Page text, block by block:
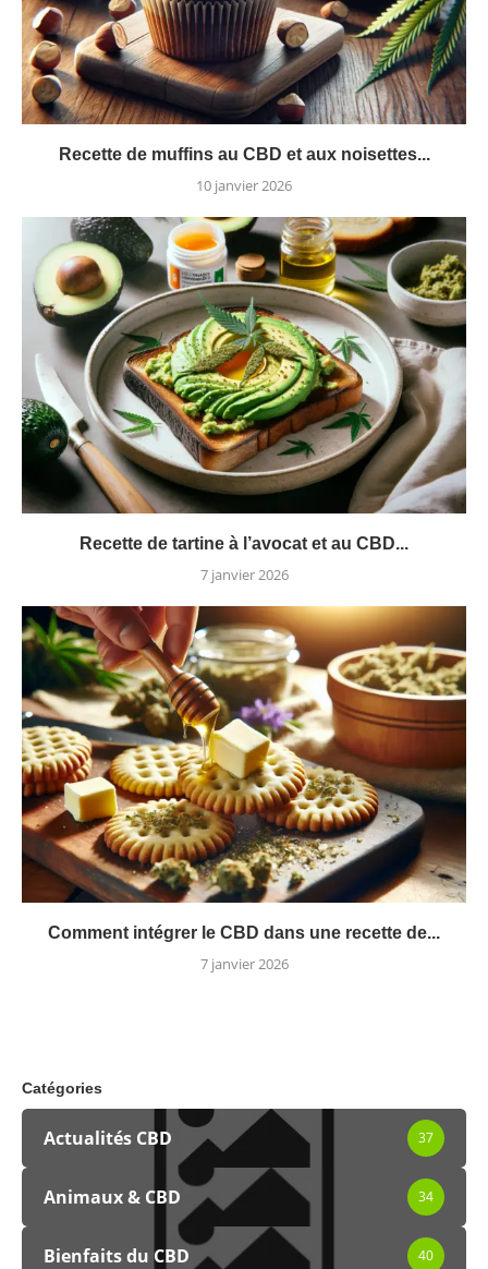
Recette de muffins au CBD et aux noisettes...
10 janvier 2026
Recette de tartine à l’avocat et au CBD...
7 janvier 2026
Comment intégrer le CBD dans une recette de...
7 janvier 2026
Catégories
Actualités CBD 37
Animaux & CBD 34
Bienfaits du CBD 40